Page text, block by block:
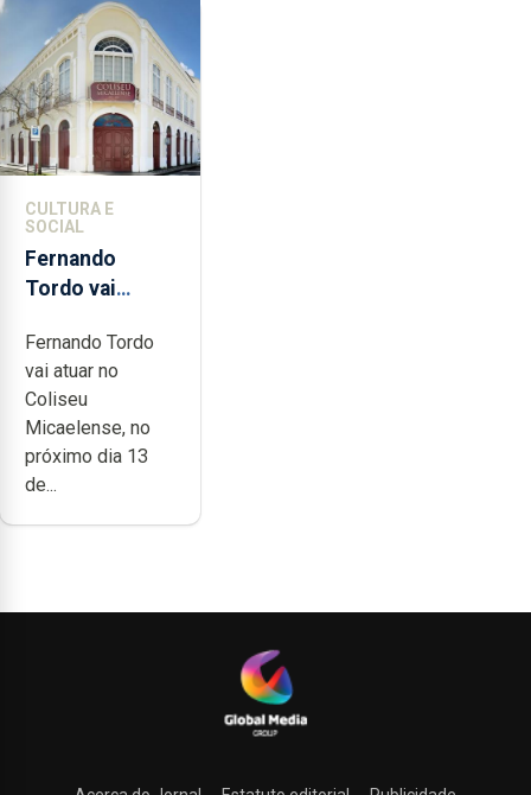
CULTURA E
SOCIAL
Fernando
Tordo vai
anos de
carreira no
Coliseu
Micaelense
Fernando Tordo
vai atuar no
Coliseu
Micaelense, no
próximo dia 13
de...